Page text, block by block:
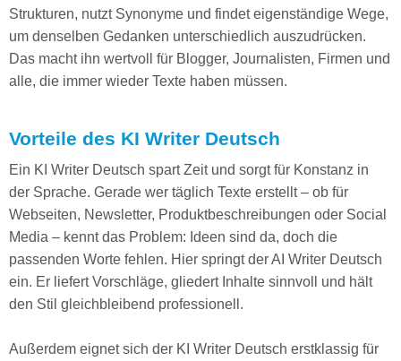
Strukturen, nutzt Synonyme und findet eigenständige Wege,
um denselben Gedanken unterschiedlich auszudrücken.
Das macht ihn wertvoll für Blogger, Journalisten, Firmen und
alle, die immer wieder Texte haben müssen.
Vorteile des KI Writer Deutsch
Ein KI Writer Deutsch spart Zeit und sorgt für Konstanz in
der Sprache. Gerade wer täglich Texte erstellt – ob für
Webseiten, Newsletter, Produktbeschreibungen oder Social
Media – kennt das Problem: Ideen sind da, doch die
passenden Worte fehlen. Hier springt der AI Writer Deutsch
ein. Er liefert Vorschläge, gliedert Inhalte sinnvoll und hält
den Stil gleichbleibend professionell.
Außerdem eignet sich der KI Writer Deutsch erstklassig für